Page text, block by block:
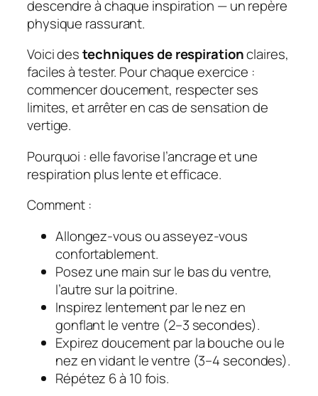
descendre à chaque inspiration — un repère
physique rassurant.
Voici destechniques de respirationclaires,
faciles à tester. Pour chaque exercice :
commencer doucement, respecter ses
limites, et arrêter en cas de sensation de
vertige.
Pourquoi : elle favorise l’ancrage et une
respiration plus lente et efficace.
Comment :
Allongez-vous ou asseyez-vous
confortablement.
Posez une main sur le bas du ventre,
l’autre sur la poitrine.
Inspirez lentement par le nez en
gonflant le ventre (2–3 secondes).
Expirez doucement par la bouche ou le
nez en vidant le ventre (3–4 secondes).
Répétez 6 à 10 fois.